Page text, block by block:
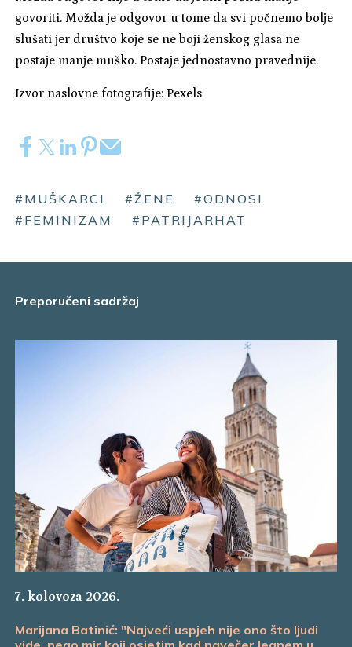
govoriti. Možda je odgovor u tome da svi počnemo bolje
slušati jer društvo koje se ne boji ženskog glasa ne
postaje manje muško. Postaje jednostavno pravednije.
Izvor naslovne fotografije: Pexels
#MUŠKARCI #ŽENE
#ODNOSI
#FEMINIZAM
#PATRIJARHAT
Preporučeni sadržaj
7. kolovoza 2026.
Marijana Batinić: "Najveći uspjeh nije ono što ljudi